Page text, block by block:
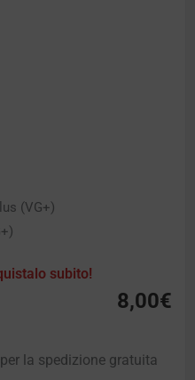
(VG+)
subito!
8,00€
la spedizione gratuita